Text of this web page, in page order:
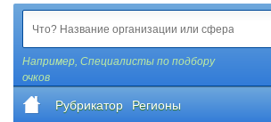
Например, Специалисты по подбору
очков
Рубрикатор Регионы